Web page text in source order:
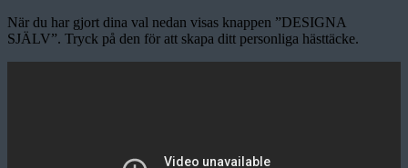
När du har gjort dina val nedan visas knappen ”DESIGNA
SJÄLV”. Tryck på den för att skapa ditt personliga hästtäcke.